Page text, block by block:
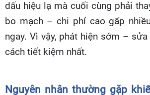
dấu hiệu lạ mà cuối cùng phải
bo mạch – chi phí cao gấp
ngay. Vì vậy, phát hiện sớm –
cách tiết kiệm nhất.
Nguyên nhân thường gặp